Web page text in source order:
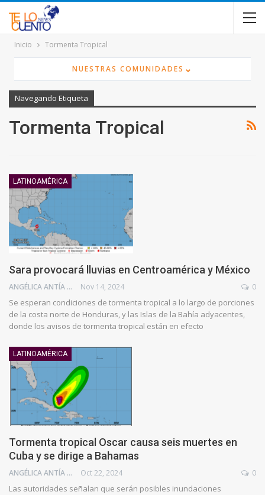
Inicio Tormenta Tropical
NUESTRAS COMUNIDADES ⌄
Navegando Etiqueta
Tormenta Tropical
LATINOAMÉRICA
Sara provocará lluvias en Centroamérica y México
ANGÉLICA ANTÍA AZUAJE Nov 14, 2024 0
Se esperan condiciones de tormenta tropical a lo largo de porciones
de la costa norte de Honduras, y las Islas de la Bahía adyacentes,
donde los avisos de tormenta tropical están en efecto
LATINOAMÉRICA
Tormenta tropical Oscar causa seis muertes en
Cuba y se dirige a Bahamas
ANGÉLICA ANTÍA AZUAJE Oct 22, 2024 0
Las autoridades señalan que serán posibles inundaciones